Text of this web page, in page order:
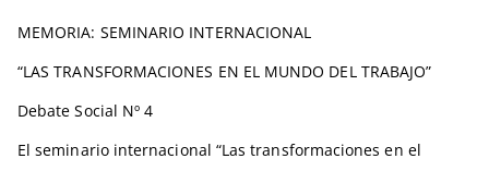
MEMORIA: SEMINARIO INTERNACIONAL
“LAS TRANSFORMACIONES EN EL MUNDO DEL TRABAJO”
Debate Social Nº 4
El seminario internacional “Las transformaciones en el